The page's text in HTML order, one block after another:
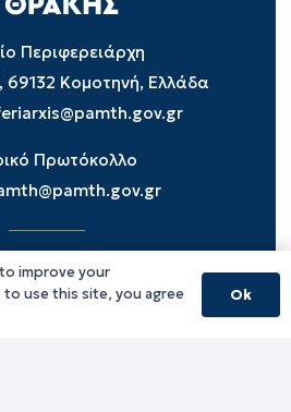
Περιφερειάρχη
69132 Κομοτηνή, Ελλάδα
Πρωτόκολλο
Δράμας
Καβάλας
improve your
use this site, you agree
Ok